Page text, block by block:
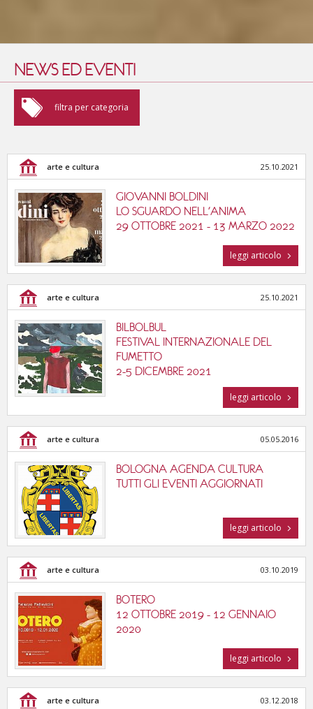
NEWS ED EVENTI
filtra per categoria
arte e cultura
enogastronomia
sport e benessere
cinema, musica e teatri
tutte le categorie
arte e cultura 25.10.2021
GIOVANNI BOLDINI
LO SGUARDO NELL'ANIMA
29 OTTOBRE 2021 - 13 MARZO 2022
leggi articolo
arte e cultura 25.10.2021
BILBOLBUL
FESTIVAL INTERNAZIONALE DEL
FUMETTO
2-5 DICEMBRE 2021
leggi articolo
arte e cultura 05.05.2016
BOLOGNA AGENDA CULTURA
TUTTI GLI EVENTI AGGIORNATI
leggi articolo
arte e cultura 03.10.2019
BOTERO
12 OTTOBRE 2019 - 12 GENNAIO
2020
leggi articolo
arte e cultura 03.12.2018